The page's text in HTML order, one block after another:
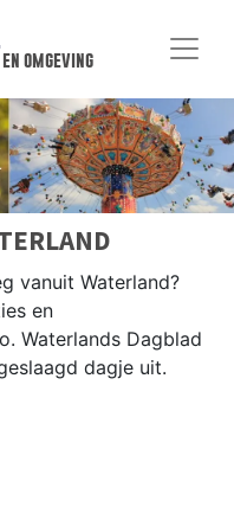
omgeving
vanuit Waterland?
en
Waterlands Dagblad
dagje uit.